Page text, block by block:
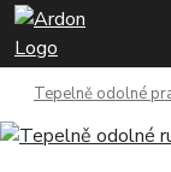
Tepelně odolné